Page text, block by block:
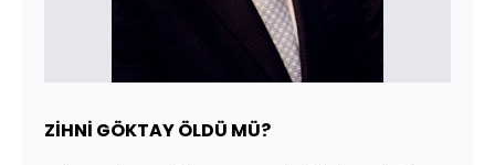
ZİHNİ GÖKTAY ÖLDÜ MÜ?